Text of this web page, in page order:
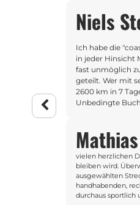
Niels
Ich habe die
in jeder Hinsicht
fast unmöglich
geteilt. Wer mit
2600 km in 7
Unbedingte
vielen herzlichen
bleiben wird.
ausgewählten
handhabenden,
durchaus sportlich